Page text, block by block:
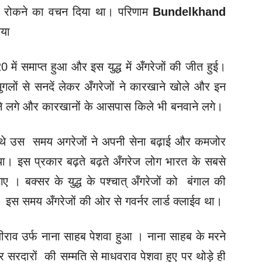
का वचन दिया था। परिणाम Bundelkhand
में समाप्त हुआ और इस युद्ध में अँगरेजों की जीत हुई।
से सनदें लेकर अँगरेजों ने कारखाने खोले और इन
लगे और कारखानों के आसपास किले भी बनवाने लगे।
उस समय अगरेजों ने अपनी सेना बढ़ाई और कमजोर
इस प्रकार बढ़ते बढ़ते अँगरेज लोग भारत के सबसे
। बक्सर के युद्ध के पश्चात्‌ अँगरेजों को बंगाल की
इस समय अँगरेजों की ओर से गवर्नर लार्ड क्लाईव था।
उर्फ नाना साहब पेशवा हुआ । नाना साहब के मरने
की सम्मति से माधवराव पेशवा हुए पर थोड़े ही